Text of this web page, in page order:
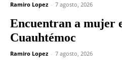
Ramiro Lopez - 7 agosto, 2026
Encuentran a mujer
Cuauhtémoc
Ramiro Lopez - 7 agosto, 2026